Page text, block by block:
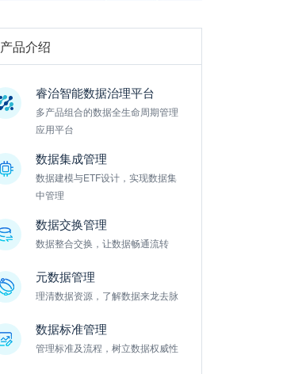
产品介绍
睿治智能数据治理平台
多产品组合的数据全生命周期管理
应用平台
数据集成管理
数据建模与ETF设计，实现数据集
中管理
数据交换管理
数据整合交换，让数据畅通流转
元数据管理
理清数据资源，了解数据来龙去脉
数据标准管理
管理标准及流程，树立数据权威性